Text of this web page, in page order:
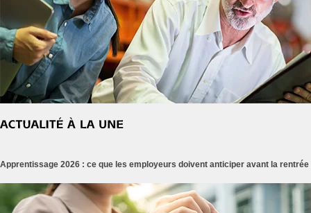
Apprentissage 2026 : ce que les employeurs doivent anticiper avant la rentrée